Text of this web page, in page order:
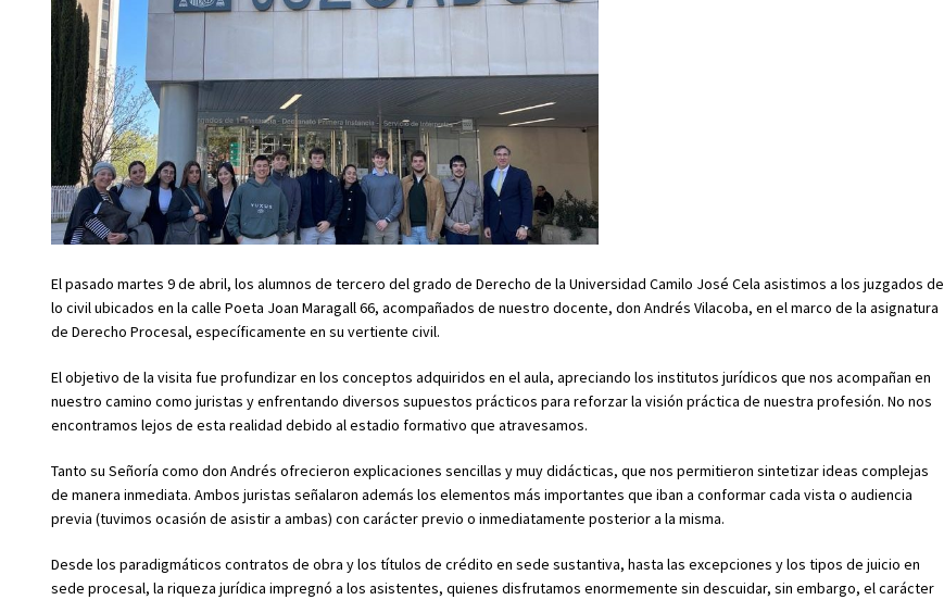
El pasado martes 9 de abril, los alumnos de tercero del grado de Derecho de la Universidad Camilo José Cela asistimos a los juzgados de
lo civil ubicados en la calle Poeta Joan Maragall 66, acompañados de nuestro docente, don Andrés Vilacoba, en el marco de la asignatura
de Derecho Procesal, específicamente en su vertiente civil.
El objetivo de la visita fue profundizar en los conceptos adquiridos en el aula, apreciando los institutos jurídicos que nos acompañan en
nuestro camino como juristas y enfrentando diversos supuestos prácticos para reforzar la visión práctica de nuestra profesión. No nos
encontramos lejos de esta realidad debido al estadio formativo que atravesamos.
Tanto su Señoría como don Andrés ofrecieron explicaciones sencillas y muy didácticas, que nos permitieron sintetizar ideas complejas
de manera inmediata. Ambos juristas señalaron además los elementos más importantes que iban a conformar cada vista o audiencia
previa (tuvimos ocasión de asistir a ambas) con carácter previo o inmediatamente posterior a la misma.
Desde los paradigmáticos contratos de obra y los títulos de crédito en sede sustantiva, hasta las excepciones y los tipos de juicio en
sede procesal, la riqueza jurídica impregnó a los asistentes, quienes disfrutamos enormemente sin descuidar, sin embargo, el carácter